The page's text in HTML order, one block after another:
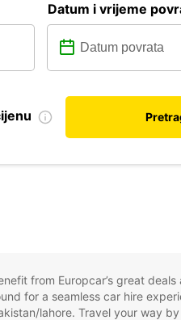
Datum i vrijeme
from Europcar’s great
for a seamless car hire
lahore. Travel your way